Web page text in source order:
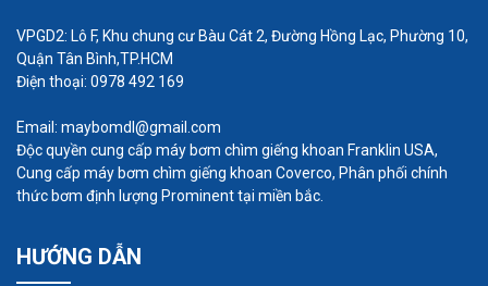
VPGD2: Lô F, Khu chung cư Bàu Cát 2, Đường Hồng Lạc, Phường 10,
Quận Tân Bình,TP.HCM
Điện thoại: 0978 492 169
Email: maybomdl@gmail.com
Độc quyền cung cấp máy bơm chìm giếng khoan Franklin USA,
Cung cấp máy bơm chìm giếng khoan Coverco, Phân phối chính
thức bơm định lượng Prominent tại miền bắc.
HƯỚNG DẪN